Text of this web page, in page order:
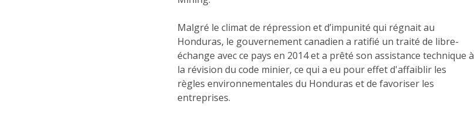
Malgré le climat de répression et d’impunité qui régnait au
Honduras, le gouvernement canadien a ratifié un traité de libre-
échange avec ce pays en 2014 et a prêté son assistance technique à
la révision du code minier, ce qui a eu pour effet d'affaiblir les
règles environnementales du Honduras et de favoriser les
entreprises.